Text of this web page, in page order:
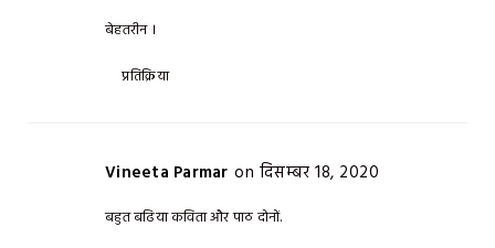
बेहतरीन ।
प्रतिक्रिया
Vineeta Parmar on दिसम्बर 18, 2020
बहुत बढिया कविता और पाठ दोनों.